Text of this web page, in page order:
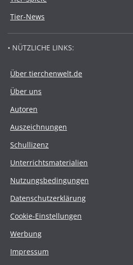
Tier-News
• NÜTZLICHE LINKS:
Über tierchenwelt.de
Über uns
Autoren
Auszeichnungen
Schullizenz
Unterrichtsmaterialien
Nutzungsbedingungen
Datenschutzerklärung
Cookie-Einstellungen
Werbung
Impressum